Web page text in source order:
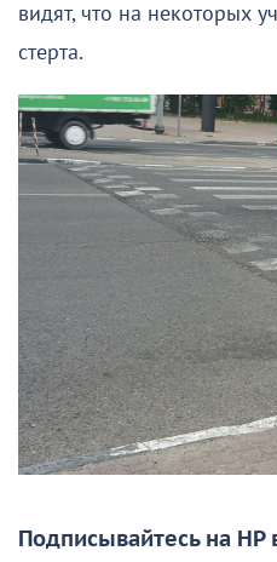
видят, что на некоторых
стерта.
Подписывайтесь на НР